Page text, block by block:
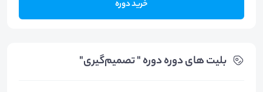
خرید دوره
بلیت های دوره دوره " تصمیم‌گیری"